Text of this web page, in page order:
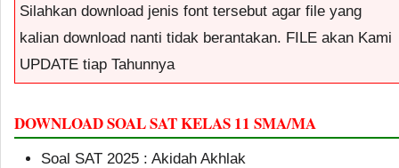
Silahkan download jenis font tersebut agar file yang
kalian download nanti tidak berantakan. FILE akan Kami
UPDATE tiap Tahunnya
DOWNLOAD SOAL SAT KELAS 11 SMA/MA
Soal SAT 2025 : Akidah Akhlak